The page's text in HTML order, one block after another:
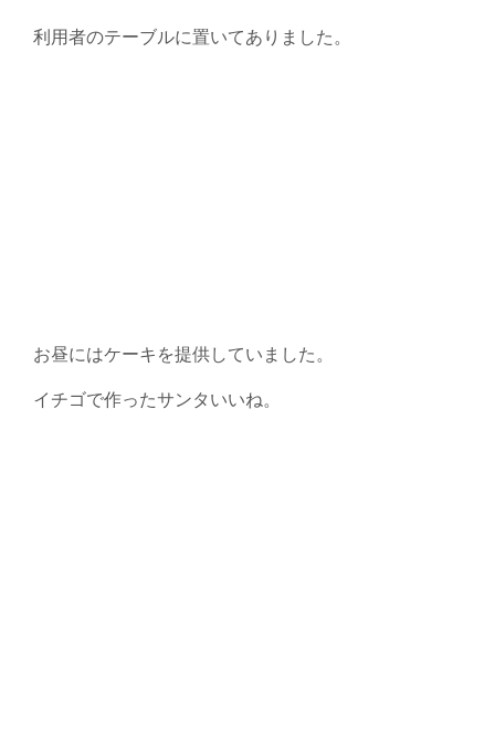
利用者のテーブルに置いてありました。
お昼にはケーキを提供していました。
イチゴで作ったサンタいいね。